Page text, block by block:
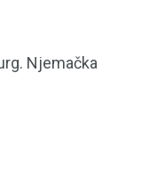
Njemačka